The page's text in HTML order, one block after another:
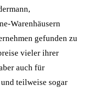
Warenhäusern
gefunden zu
vieler ihrer
auch für
teilweise sogar